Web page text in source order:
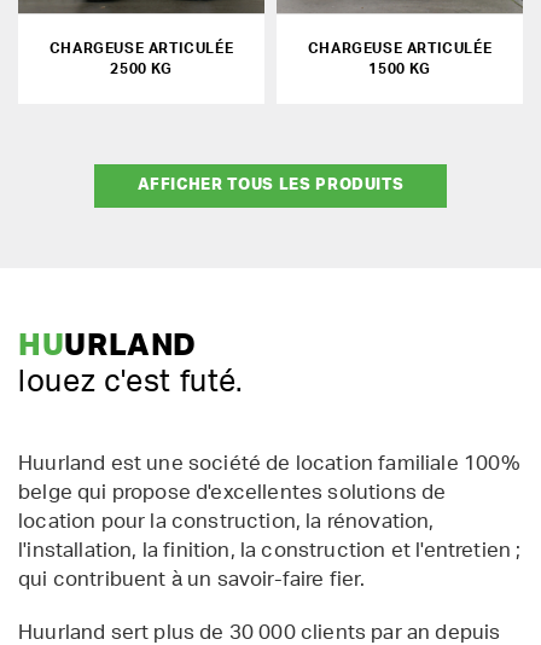
CHARGEUSE ARTICULÉE
2500 KG
CHARGEUSE ARTICULÉE
1500 KG
AFFICHER TOUS LES PRODUITS
HUURLAND
louez c'est futé.
Huurland est une société de location familiale 100%
belge qui propose d'excellentes solutions de
location pour la construction, la rénovation,
l'installation, la finition, la construction et l'entretien ;
qui contribuent à un savoir-faire fier.
Huurland sert plus de 30 000 clients par an depuis